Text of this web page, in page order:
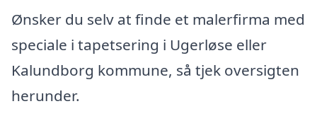
Ønsker du selv at finde et malerfirma med
speciale i tapetsering i Ugerløse eller
Kalundborg kommune, så tjek oversigten
herunder.